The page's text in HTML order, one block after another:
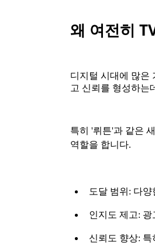
왜 여전히
디지털 시대에 많은
고 신뢰를 형성하는
특히 '뤼튼'과 같은
역할을 합니다.
도달 범위: 다
인지도 제고:
신뢰도 향상: